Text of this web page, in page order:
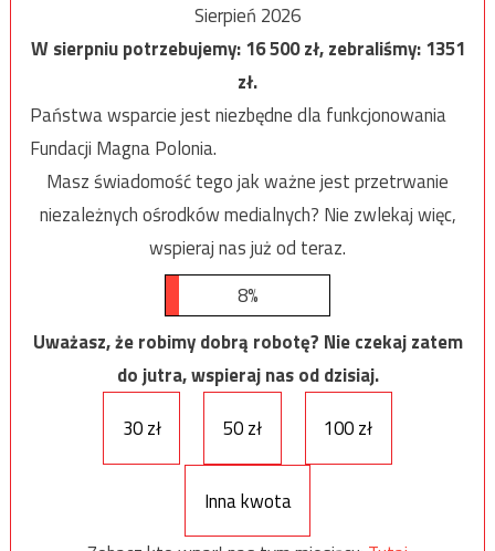
Sierpień 2026
W sierpniu potrzebujemy:16 500zł, zebraliśmy:1351
zł.
Państwa wsparcie jest niezbędne dla funkcjonowania
Fundacji Magna Polonia.
Masz świadomość tego jak ważne jest przetrwanie
niezależnych ośrodków medialnych? Nie zwlekaj więc,
wspieraj nas już od teraz.
8%
Uważasz, że robimy dobrą robotę? Nie czekaj zatem
do jutra, wspieraj nas od dzisiaj.
30 zł
50 zł 100 zł
Inna kwota